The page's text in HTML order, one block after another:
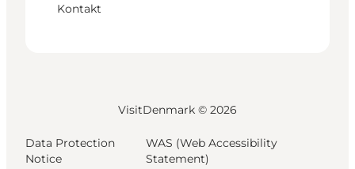
Kontakt
VisitDenmark © 2026
Data Protection
Notice
WAS (Web Accessibility
Statement)